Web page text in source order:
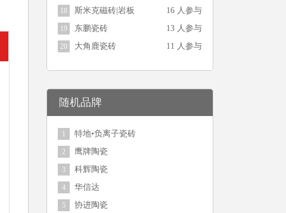
18 斯米克磁砖|岩板 16 人参与
19 东鹏瓷砖 13 人参与
20 大角鹿瓷砖 11 人参与
随机品牌
1 特地•负离子瓷砖
2 鹰牌陶瓷
3 科辉陶瓷
4 华信达
5 协进陶瓷